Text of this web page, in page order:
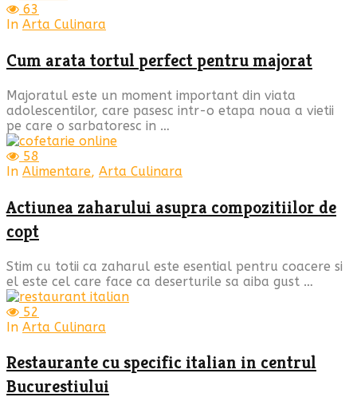
63
In Arta Culinara
Cum arata tortul perfect pentru majorat
Majoratul este un moment important din viata
adolescentilor, care pasesc intr-o etapa noua a vietii
pe care o sarbatoresc in …
58
In Alimentare, Arta Culinara
Actiunea zaharului asupra compozitiilor de
copt
Stim cu totii ca zaharul este esential pentru coacere si
el este cel care face ca deserturile sa aiba gust …
52
In Arta Culinara
Restaurante cu specific italian in centrul
Bucurestiului